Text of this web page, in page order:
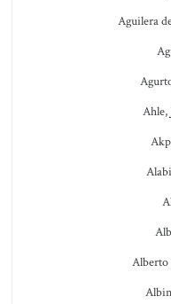
Aguilera
Ahle,
Alberto